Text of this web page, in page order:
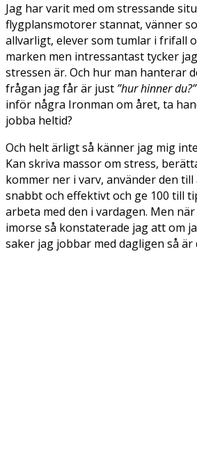
Jag har varit med om stressande
flygplansmotorer stannat, vänner
allvarligt, elever som tumlar i frifall
marken men intressantast tycker
stressen är. Och hur man hanterar
frågan jag får är just ”hur hinner du?”
inför några Ironman om året, ta
jobba heltid?
Och helt ärligt så känner jag mig
Kan skriva massor om stress,
kommer ner i varv, använder den
snabbt och effektivt och ge 100 till
arbeta med den i vardagen. Men
imorse så konstaterade jag att om
saker jag jobbar med dagligen så är